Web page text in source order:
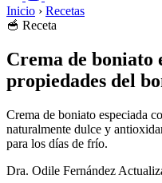
Inicio › Recetas
🥣 Receta
Crema de boniato
propiedades del
Crema de boniato especiada
naturalmente dulce y
para los días de frío.
Dra. Odile Fernández